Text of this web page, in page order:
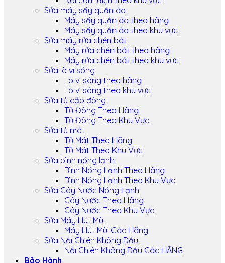
Sửa máy sấy quần áo
Máy sấy quần áo theo hãng
Máy sấy quần áo theo khu vực
Sửa máy rửa chén bát
Máy rửa chén bát theo hãng
Máy rửa chén bát theo khu vực
Sửa lò vi sóng
Lò vi sóng theo hãng
Lò vi sóng theo khu vực
Sửa tủ cấp đông
Tủ Đông Theo Hãng
Tủ Đông Theo Khu Vực
Sửa tủ mát
Tủ Mát Theo Hãng
Tủ Mát Theo Khu Vực
Sửa bình nóng lạnh
Bình Nóng Lạnh Theo Hãng
Bình Nóng Lạnh Theo Khu Vực
Sửa Cây Nước Nóng Lạnh
Cây Nước Theo Hãng
Cây Nước Theo Khu Vực
Sửa Máy Hút Mùi
Máy Hút Mùi Các Hãng
Sửa Nồi Chiên Không Dầu
Nồi Chiên Không Dầu Các HÃNG
Bảo Hành